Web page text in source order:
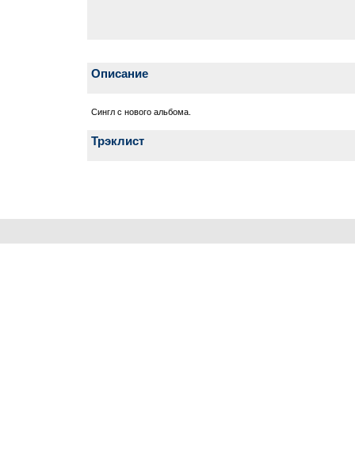
Описание
Сингл с нового альбома.
Трэклист